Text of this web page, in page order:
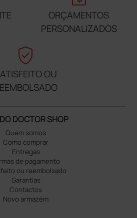
ORÇAMENTOS
PERSONALIZADOS
verified_user
OU
DOCTOR SHOP
Quem somos
Como comprar
Entregas
de pagamento
ou reembolsado
Garantias
Contactos
Novo armazém